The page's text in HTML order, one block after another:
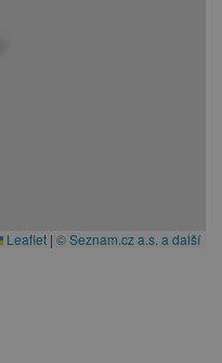
Leaflet | © Seznam.cz a.s. a další